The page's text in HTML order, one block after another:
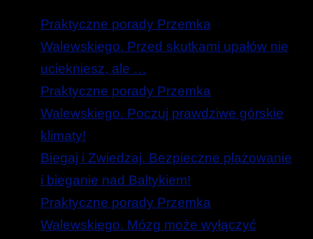
Praktyczne porady Przemka
Walewskiego. Przed skutkami upałów nie
uciekniesz, ale …
Praktyczne porady Przemka
Walewskiego. Poczuj prawdziwe górskie
klimaty!
Biegaj i Zwiedzaj. Bezpieczne plażowanie
i bieganie nad Bałtykiem!
Praktyczne porady Przemka
Walewskiego. Mózg może wyłączyć